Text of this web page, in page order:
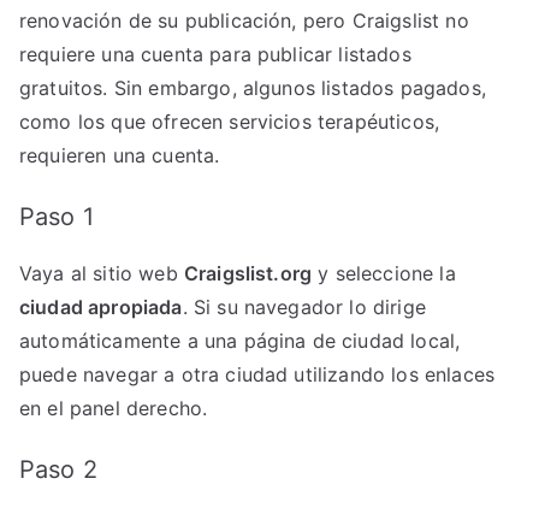
renovación de su publicación, pero Craigslist no
requiere una cuenta para publicar listados
gratuitos. Sin embargo, algunos listados pagados,
como los que ofrecen servicios terapéuticos,
requieren una cuenta.
Paso 1
Vaya al sitio web Craigslist.org y seleccione la
ciudad apropiada. Si su navegador lo dirige
automáticamente a una página de ciudad local,
puede navegar a otra ciudad utilizando los enlaces
en el panel derecho.
Paso 2